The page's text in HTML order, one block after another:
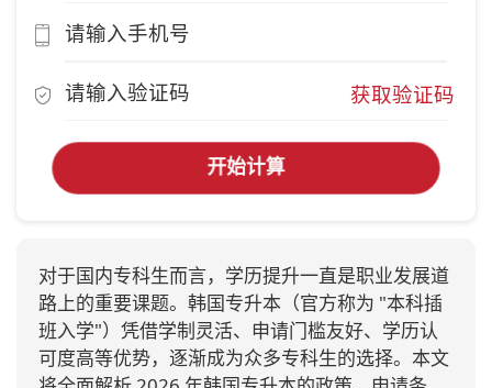
获取验证码
开始计算
对于国内专科生而言，学历提升一直是职业发展道
路上的重要课题。韩国专升本（官方称为 "本科插
班入学"）凭借学制灵活、申请门槛友好、学历认
可度高等优势，逐渐成为众多专科生的选择。本文